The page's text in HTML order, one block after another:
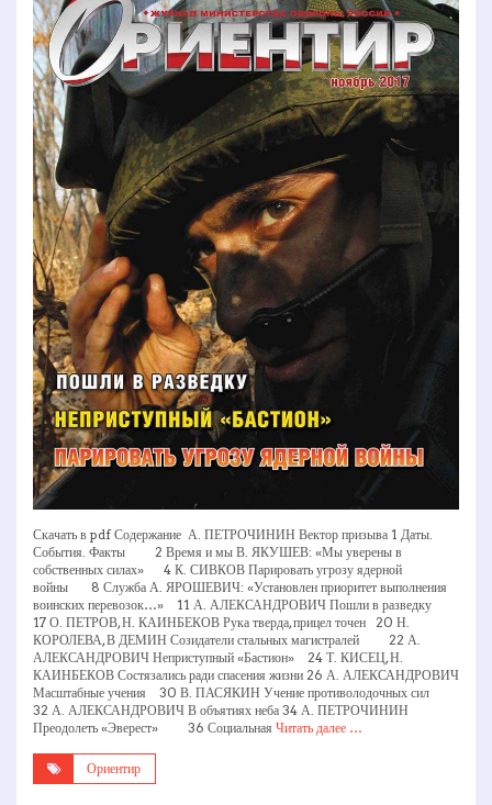
Скачать в pdf Содержание А. ПЕТРОЧИНИН Вектор призыва 1 Даты.
События. Факты 2 Время и мы В. ЯКУШЕВ: «Мы уверены в
собственных силах» 4 К. СИВКОВ Парировать угрозу ядерной
войны 8 Служба А. ЯРОШЕВИЧ: «Установлен приоритет выполнения
воинских перевозок…» 11 А. АЛЕКСАНДРОВИЧ Пошли в разведку
17 О. ПЕТРОВ, Н. КАИНБЕКОВ Рука тверда, прицел точен 20 Н.
КОРОЛЕВА, В ДЕМИН Созидатели стальных магистралей 22 А.
АЛЕКСАНДРОВИЧ Неприступный «Бастион» 24 Т. КИСЕЦ, Н.
КАИНБЕКОВ Состязались ради спасения жизни 26 А. АЛЕКСАНДРОВИЧ
Масштабные учения 30 В. ПАСЯКИН Учение противолодочных сил
32 А. АЛЕКСАНДРОВИЧ В объятиях неба 34 А. ПЕТРОЧИНИН
Преодолеть «Эверест» 36 Социальная Читать далее …
Ориентир